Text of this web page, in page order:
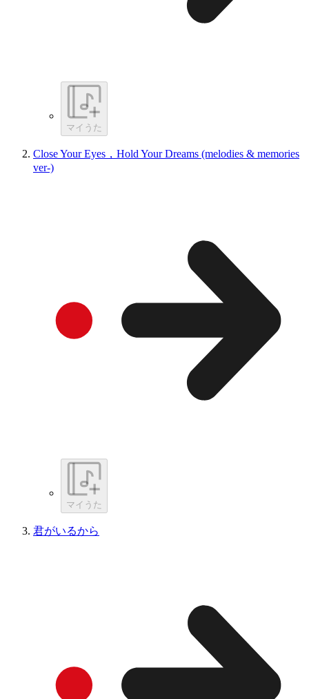
マイうた
Close Your Eyes，Hold Your Dreams (melodies & memories
ver-)
マイうた
君がいるから